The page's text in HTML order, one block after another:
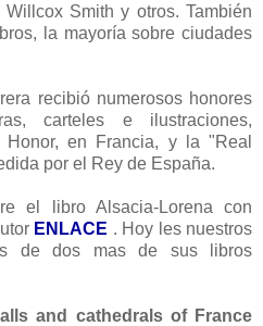
Smith y otros. También
la mayoría sobre ciudades
recibió numerosos honores
carteles e ilustraciones,
en Francia, y la "Real
por el Rey de España.
el libro Alsacia-Lorena con
ENLACE . Hoy les nuestros
de dos mas de sus libros
and cathedrals of France